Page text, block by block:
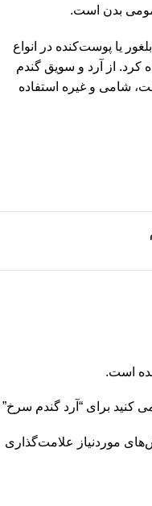
بدن است.
یا پوست‌کنده در انواع
کرد. از آرد و سویق گندم
شامی و غیره استفاده
است.
کنید برای “آرد گندم سرخ”
موردنیاز علامت‌گذاری